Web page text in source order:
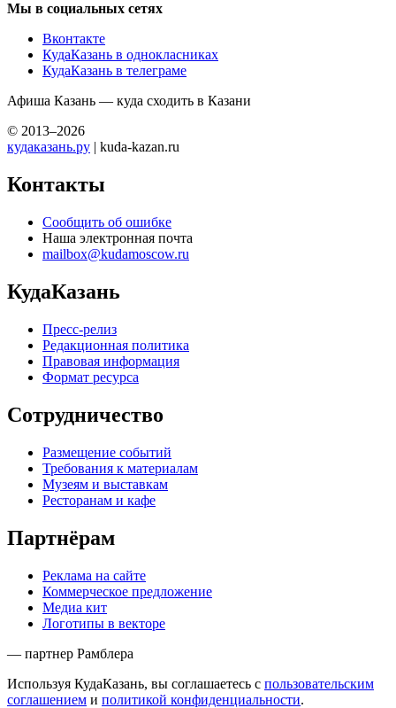
Мы в социальных сетях
Вконтакте
КудаКазань в однокласниках
КудаКазань в телеграме
Афиша Казань — куда сходить в Казани
© 2013–2026
кудаказань.ру | kuda-kazan.ru
Контакты
Сообщить об ошибке
Наша электронная почта
mailbox@kudamoscow.ru
КудаКазань
Пресс-релиз
Редакционная политика
Правовая информация
Формат ресурса
Сотрудничество
Размещение событий
Требования к материалам
Музеям и выставкам
Ресторанам и кафе
Партнёрам
Реклама на сайте
Коммерческое предложение
Медиа кит
Логотипы в векторе
— партнер Рамблера
Используя КудаКазань, вы соглашаетесь с пользовательским
соглашением и политикой конфиденциальности.